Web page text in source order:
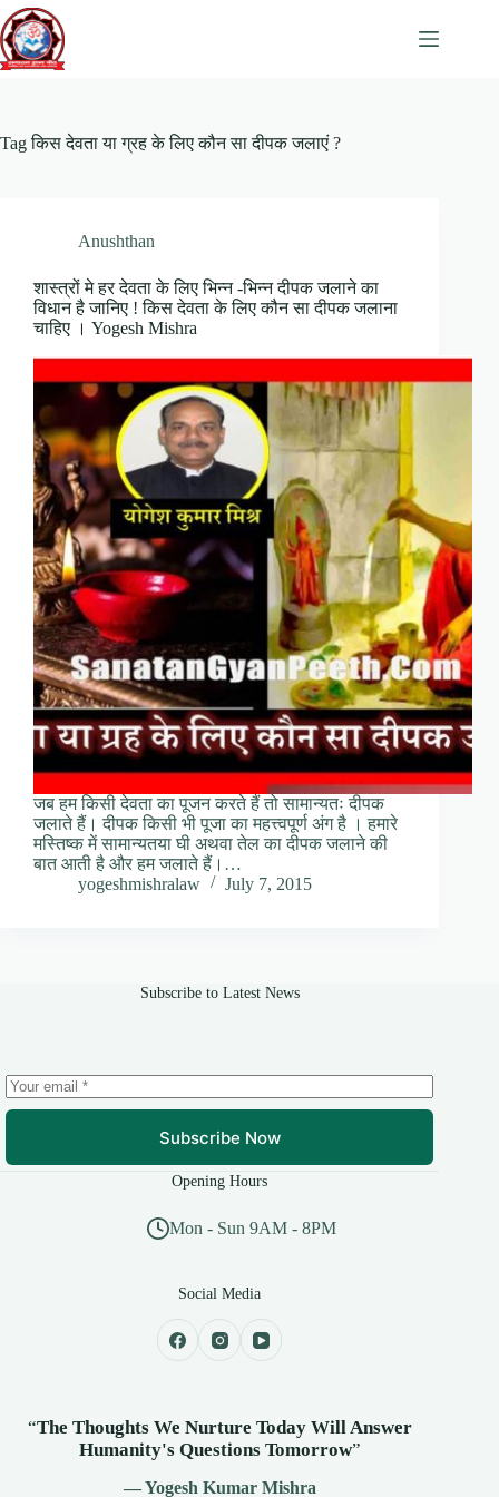
Skip
to
content
Tagकिस देवता या ग्रह के लिए कौन सा दीपक जलाएं ?
Anushthan
शास्त्रों मे हर देवता के लिए भिन्न -भिन्न दीपक जलाने का
विधान है जानिए ! किस देवता के लिए कौन सा दीपक जलाना
चाहिए । Yogesh Mishra
जब हम किसी देवता का पूजन करते हैं तो सामान्यतः दीपक
जलाते हैं। दीपक किसी भी पूजा का महत्त्वपूर्ण अंग है । हमारे
मस्तिष्क में सामान्यतया घी अथवा तेल का दीपक जलाने की
बात आती है और हम जलाते हैं।…
yogeshmishralaw
July 7, 2015
Subscribe to Latest News
Subscribe Now
Opening Hours
Mon - Sun 9AM - 8PM
Social Media
“The Thoughts We Nurture Today Will Answer
Humanity's Questions Tomorrow”
— Yogesh Kumar Mishra